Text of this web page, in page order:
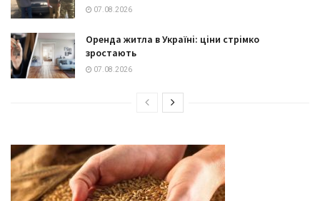
07.08.2026
Оренда житла в Україні: ціни стрімко
зростають
07.08.2026